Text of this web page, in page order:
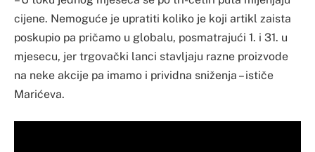
cijene. Nemoguće je upratiti koliko je koji artikl zaista
poskupio pa pričamo u globalu, posmatrajući 1. i 31. u
mjesecu, jer trgovački lanci stavljaju razne proizvode
na neke akcije pa imamo i prividna sniženja – ističe
Marićeva.